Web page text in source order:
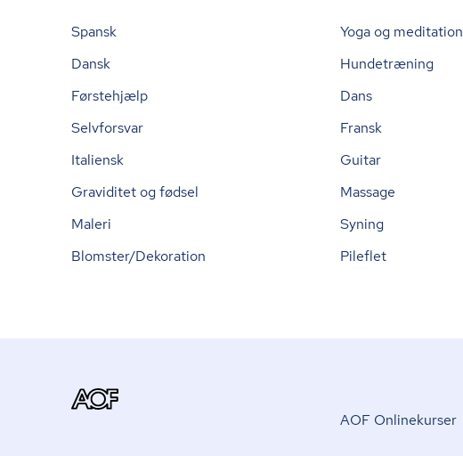
Spansk Yoga og meditation
Dansk
Hundetræning
Førstehjælp
Dans
Selvforsvar
Fransk
Italiensk
Guitar
Graviditet og fødsel
Massage
Maleri
Syning
Blomster/Dekoration
Pileflet
AOF Onlinekurser